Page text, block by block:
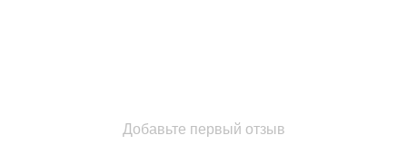
Добавьте первый отзыв